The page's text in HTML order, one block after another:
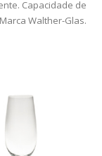
Capacidade de
Walther-Glas.